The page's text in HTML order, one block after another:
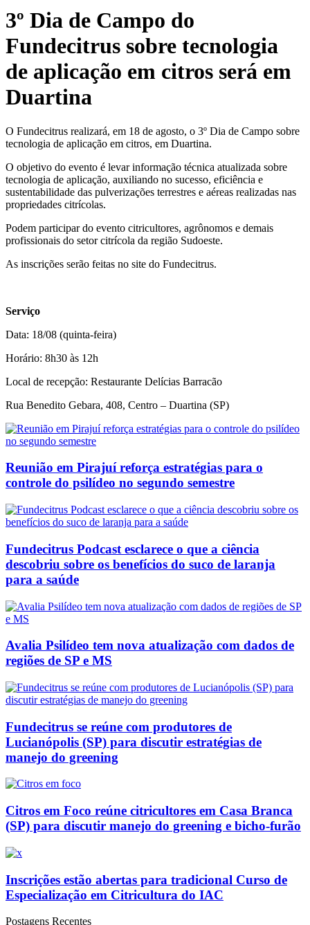
3º Dia de Campo do
Fundecitrus sobre tecnologia
de aplicação em citros será em
Duartina
O Fundecitrus realizará, em 18 de agosto, o 3º Dia de Campo sobre
tecnologia de aplicação em citros, em Duartina.
O objetivo do evento é levar informação técnica atualizada sobre
tecnologia de aplicação, auxiliando no sucesso, eficiência e
sustentabilidade das pulverizações terrestres e aéreas realizadas nas
propriedades citrícolas.
Podem participar do evento citricultores, agrônomos e demais
profissionais do setor citrícola da região Sudoeste.
As inscrições serão feitas no site do Fundecitrus.
Serviço
Data: 18/08 (quinta-feira)
Horário: 8h30 às 12h
Local de recepção: Restaurante Delícias Barracão
Rua Benedito Gebara, 408, Centro – Duartina (SP)
Reunião em Pirajuí reforça estratégias para o
controle do psilídeo no segundo semestre
Fundecitrus Podcast esclarece o que a ciência
descobriu sobre os benefícios do suco de laranja
para a saúde
Avalia Psilídeo tem nova atualização com dados de
regiões de SP e MS
Fundecitrus se reúne com produtores de
Lucianópolis (SP) para discutir estratégias de
manejo do greening
Citros em Foco reúne citricultores em Casa Branca
(SP) para discutir manejo do greening e bicho-furão
Inscrições estão abertas para tradicional Curso de
Especialização em Citricultura do IAC
Postagens Recentes